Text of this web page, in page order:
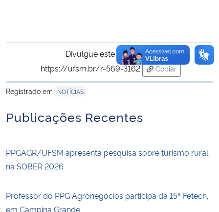
Divulgue este conteúdo:
https://ufsm.br/r-569-3162
Copiar
para área de
Registrado em
NOTÍCIAS
Publicações Recentes
PPGAGR/UFSM apresenta pesquisa sobre turismo rural
na SOBER 2026
Professor do PPG Agronegócios participa da 15ª Fetech,
em Campina Grande